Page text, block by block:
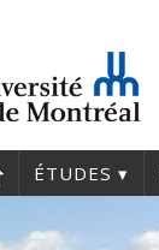
ÉTUDES